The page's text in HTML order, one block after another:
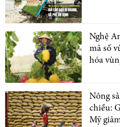
Nghệ
mã số
hóa
Nông
chiều:
Mỹ